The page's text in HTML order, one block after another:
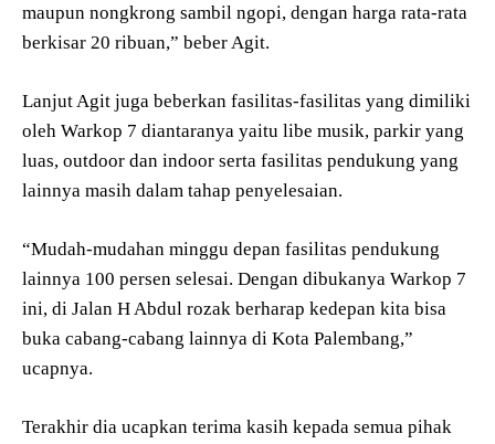
maupun nongkrong sambil ngopi, dengan harga rata-rata
berkisar 20 ribuan,” beber Agit.
Lanjut Agit juga beberkan fasilitas-fasilitas yang dimiliki
oleh Warkop 7 diantaranya yaitu libe musik, parkir yang
luas, outdoor dan indoor serta fasilitas pendukung yang
lainnya masih dalam tahap penyelesaian.
“Mudah-mudahan minggu depan fasilitas pendukung
lainnya 100 persen selesai. Dengan dibukanya Warkop 7
ini, di Jalan H Abdul rozak berharap kedepan kita bisa
buka cabang-cabang lainnya di Kota Palembang,”
ucapnya.
Terakhir dia ucapkan terima kasih kepada semua pihak